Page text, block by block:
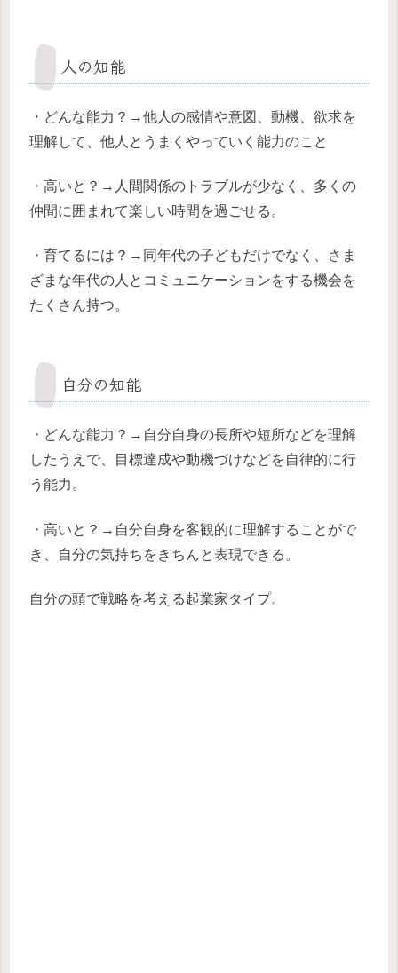
人の知能
・どんな能力？→他人の感情や意図、動機、欲求を
理解して、他人とうまくやっていく能力のこと
・高いと？→人間関係のトラブルが少なく、多くの
仲間に囲まれて楽しい時間を過ごせる。
・育てるには？→同年代の子どもだけでなく、さま
ざまな年代の人とコミュニケーションをする機会を
たくさん持つ。
自分の知能
・どんな能力？→自分自身の長所や短所などを理解
したうえで、目標達成や動機づけなどを自律的に行
う能力。
・高いと？→自分自身を客観的に理解することがで
き、自分の気持ちをきちんと表現できる。
自分の頭で戦略を考える起業家タイプ。